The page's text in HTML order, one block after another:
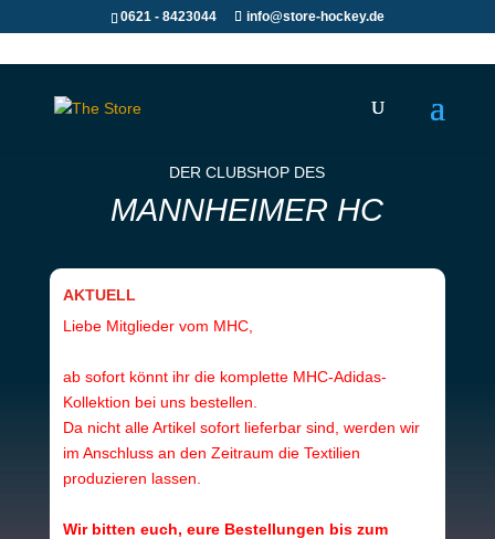
0621 - 8423044 info@store-hockey.de
DER CLUBSHOP DES
MANNHEIMER HC
AKTUELL
Liebe Mitglieder vom MHC,
ab sofort könnt ihr die komplette MHC-Adidas-
Kollektion bei uns bestellen.
Da nicht alle Artikel sofort lieferbar sind, werden wir
im Anschluss an den Zeitraum die Textilien
produzieren lassen.
Wir bitten euch, eure Bestellungen bis zum